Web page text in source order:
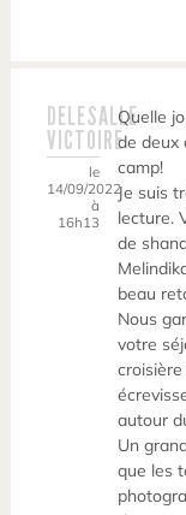
DELESALLE
VICTOIRE
le
14/09/2022
à
16h13
Quelle
de deux
camp!
Je suis
lecture.
de
beau
Nous
votre
autour
Un
que les